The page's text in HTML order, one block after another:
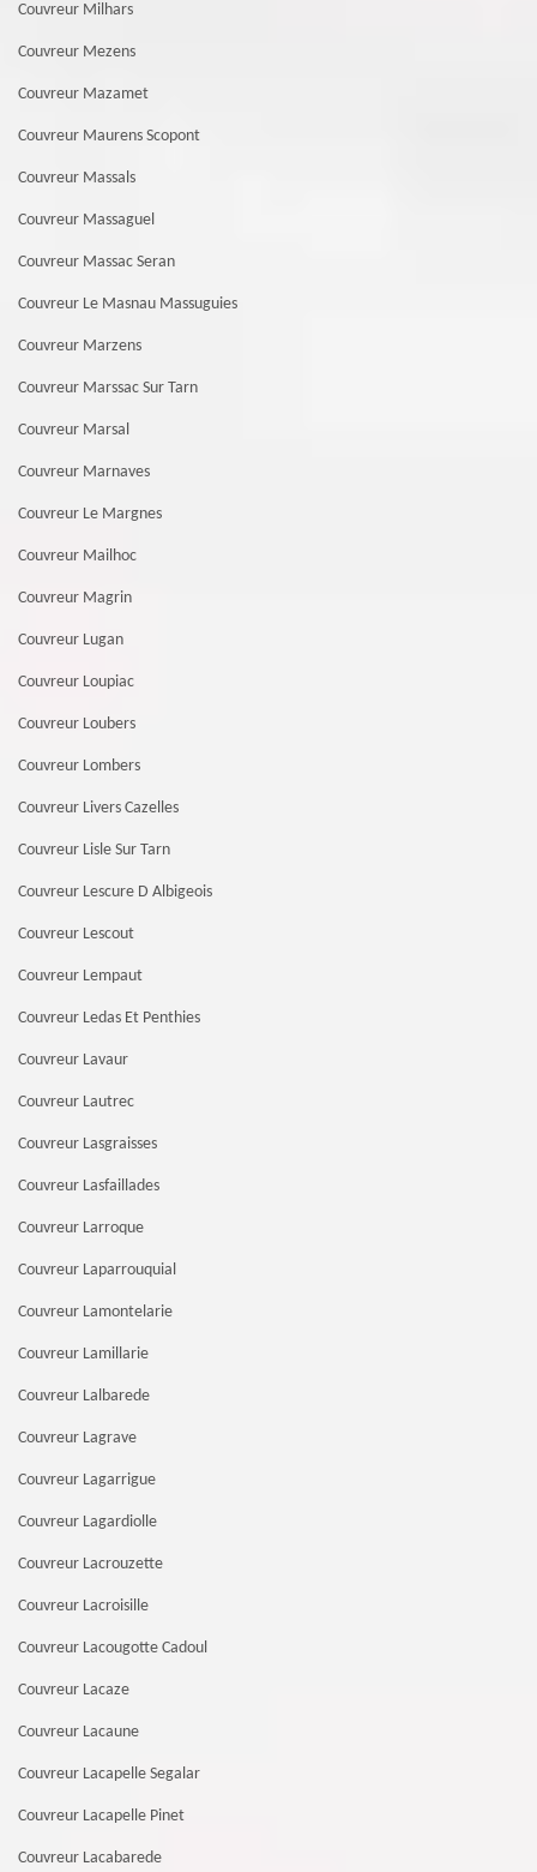
Couvreur Milhars
Couvreur Mezens
Couvreur Mazamet
Couvreur Maurens Scopont
Couvreur Massals
Couvreur Massaguel
Couvreur Massac Seran
Couvreur Le Masnau Massuguies
Couvreur Marzens
Couvreur Marssac Sur Tarn
Couvreur Marsal
Couvreur Marnaves
Couvreur Le Margnes
Couvreur Mailhoc
Couvreur Magrin
Couvreur Lugan
Couvreur Loupiac
Couvreur Loubers
Couvreur Lombers
Couvreur Livers Cazelles
Couvreur Lisle Sur Tarn
Couvreur Lescure D Albigeois
Couvreur Lescout
Couvreur Lempaut
Couvreur Ledas Et Penthies
Couvreur Lavaur
Couvreur Lautrec
Couvreur Lasgraisses
Couvreur Lasfaillades
Couvreur Larroque
Couvreur Laparrouquial
Couvreur Lamontelarie
Couvreur Lamillarie
Couvreur Lalbarede
Couvreur Lagrave
Couvreur Lagarrigue
Couvreur Lagardiolle
Couvreur Lacrouzette
Couvreur Lacroisille
Couvreur Lacougotte Cadoul
Couvreur Lacaze
Couvreur Lacaune
Couvreur Lacapelle Segalar
Couvreur Lacapelle Pinet
Couvreur Lacabarede